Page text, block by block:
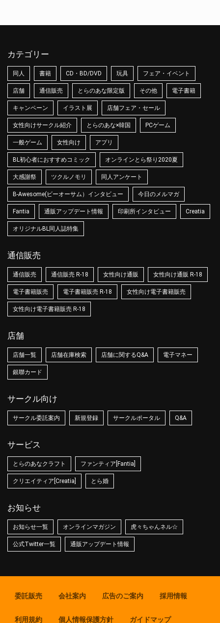
カテゴリー
同人 書籍 CD・BD/DVD 玩具 フェア・イベント
店舗 通信販売 とらのあな限定版 その他 電子書籍
キャンペーン イラスト展 店舗フェア・セール
女性向けサークル紹介 とらのあな×韓国 PCゲーム
一般ゲーム 女性向け アプリ
BL初心者におすすめコミック オンラインとら祭り2020夏
大感謝祭 ツクルノモリ 同人アンケート
B-Awesome(ビーオーサム）インタビュー 今日のメルマガ
Fantia 通販アップデート情報 印刷所インタビュー Creatia
オリジナルBL同人誌特集
通信販売
通信販売 通信販売 R-18 女性向け通販 女性向け通販 R-18
電子書籍販売 電子書籍販売 R-18 女性向け電子書籍販売
女性向け電子書籍販売 R-18
店舗
店舗一覧 店舗在庫検索 店舗に関するQ&A 電子マネー
銀聯カード
サークル向け
サークル委託案内 新規登録 サークルポータル Q&A
サービス
とらのあなクラフト ファンティア[Fantia]
クリエイティア[Creatia] とら婚
お知らせ
お知らせ一覧 オンラインマガジン 虎々ちゃんネル☆
公式Twitter一覧 通販アップデート情報
委託販売 会社案内 広告のご案内 採用情報
利用規約 個人情報保護方針 ガイドマップ